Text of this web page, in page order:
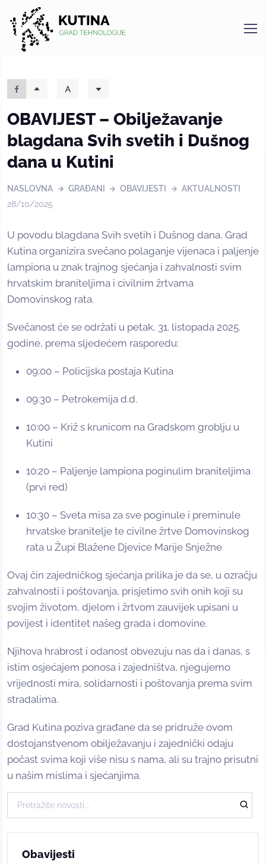
Kutina
OBAVIJEST – Obilježavanje
blagdana Svih svetih i Dušnog
dana u Kutini
NASLOVNA GRAĐANI OBAVIJESTI
AKTUALNOSTI
28/10/2025
U povodu blagdana Svih svetih i Dušnog dana, Grad
Kutina organizira svečano polaganje vijenaca i paljenje
lampiona u znak trajnog sjećanja i zahvalnosti svim
hrvatskim braniteljima i civilnim žrtvama
Domovinskog rata.
Svečanost će se održati u petak, 31. listopada 2025.
godine, prema sljedećem rasporedu:
09:00 – Policijska postaja Kutina
09:30 – Petrokemija d.d.
10:00 – Križ s krunicom na Gradskom groblju u
Kutini
10:20 – Paljenje lampiona poginulim braniteljima
(prvi red)
10:30 – Sveta misa za sve poginule i preminule
hrvatske branitelje te civilne žrtve Domovinskog
rata u Župi Blažene Djevice Marije Snježne
Ovaj čin zajedničkog sjećanja prilika je da se, u ozračju
zahvalnosti i poštovanja, prisjetimo svih onih koji su
svojim životom, djelom i žrtvom zauvijek upisani u
povijest i identitet našeg grada i domovine.
Njihova hrabrost i odanost obvezuju nas da i danas, s
istim osjećajem ponosa i zajedništva, njegujemo
vrijednosti mira, solidarnosti i poštovanja prema svim
stradalima.
Grad Kutina poziva građane da se pridruže ovom
dostojanstvenom obilježavanju i zajednički odaju
počast svima koji više nisu s nama, ali su trajno prisutni
u našim mislima i sjećanjima.
Obavijesti